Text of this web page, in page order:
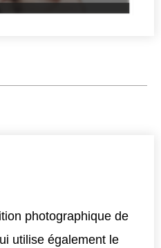
photographique de
utilise également le